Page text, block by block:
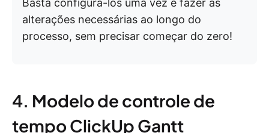
Basta configurá-los uma vez e fazer as
alterações necessárias ao longo do
processo, sem precisar começar do zero!
4. Modelo de controle de
tempo ClickUp Gantt